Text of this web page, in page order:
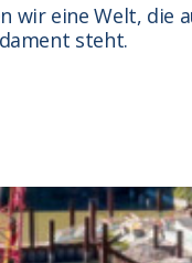
wir eine Welt, die
steht.